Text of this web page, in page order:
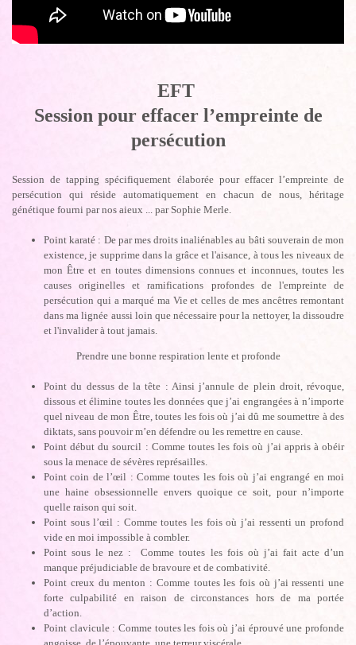
EFT
Session pour effacer l’empreinte de
persécution
Session de tapping spécifiquement élaborée pour effacer l’empreinte de
persécution qui réside automatiquement en chacun de nous, héritage
génétique fourni par nos aieux ... par Sophie Merle.
Point karaté : De par mes droits inaliénables au bâti souverain de mon
existence, je supprime dans la grâce et l'aisance, à tous les niveaux de
mon Être et en toutes dimensions connues et inconnues, toutes les
causes originelles et ramifications profondes de l'empreinte de
persécution qui a marqué ma Vie et celles de mes ancêtres remontant
dans ma lignée aussi loin que nécessaire pour la nettoyer, la dissoudre
et l'invalider à tout jamais.
Prendre une bonne respiration lente et profonde
Point du dessus de la tête : Ainsi j’annule de plein droit, révoque,
dissous et élimine toutes les données que j’ai engrangées à n’importe
quel niveau de mon Être, toutes les fois où j’ai dû me soumettre à des
diktats, sans pouvoir m’en défendre ou les remettre en cause.
Point début du sourcil : Comme toutes les fois où j’ai appris à obéir
sous la menace de sévères représailles.
Point coin de l’œil : Comme toutes les fois où j’ai engrangé en moi
une haine obsessionnelle envers quoique ce soit, pour n’importe
quelle raison qui soit.
Point sous l’œil : Comme toutes les fois où j’ai ressenti un profond
vide en moi impossible à combler.
Point sous le nez : Comme toutes les fois où j’ai fait acte d’un
manque préjudiciable de bravoure et de combativité.
Point creux du menton : Comme toutes les fois où j’ai ressenti une
forte culpabilité en raison de circonstances hors de ma portée
d’action.
Point clavicule : Comme toutes les fois où j’ai éprouvé une profonde